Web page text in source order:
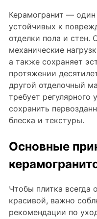
Керамогранит —
устойчивых к
отделки пола и стен.
механические
а также сохраняет
протяжении
другой отделочный
требует
сохранить
блеска и текстуры.
Основные
Чтобы плитка всегда
красивой, важно
рекомендации по
Керамогранит под Дерево
Белый керамогранит
Черно-белый
Бежевый керамогранит
Керамогранит
Серый керамогранит
Черный керамогранит
Керамогранит для ванной
Керамогранит для пола
Керамогранит для кухни
Керамическая плитка
Плитка керамическая